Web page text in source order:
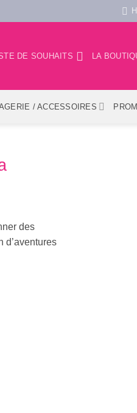
DE SOUHAITS LA
/ ACCESSOIRES
des
d’aventures